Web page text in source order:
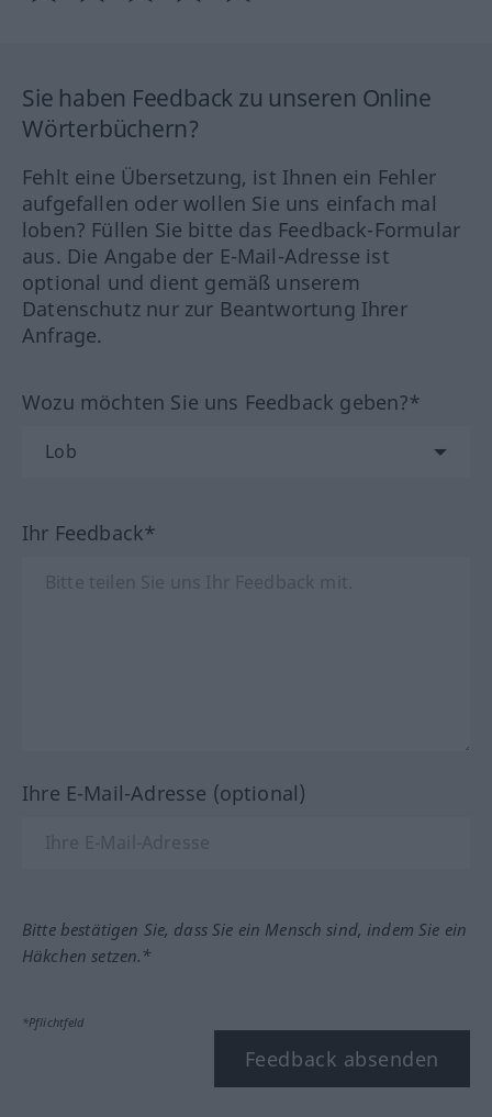
Sie haben Feedback zu unseren Online
Wörterbüchern?
Fehlt eine Übersetzung, ist Ihnen ein Fehler
aufgefallen oder wollen Sie uns einfach mal
loben? Füllen Sie bitte das Feedback-Formular
aus. Die Angabe der E-Mail-Adresse ist
optional und dient gemäß unserem
Datenschutz nur zur Beantwortung Ihrer
Anfrage.
Wozu möchten Sie uns Feedback geben?*
Ihr Feedback*
Ihre E-Mail-Adresse (optional)
Bitte bestätigen Sie, dass Sie ein Mensch sind, indem Sie ein
Häkchen setzen.*
*Pflichtfeld
Feedback absenden